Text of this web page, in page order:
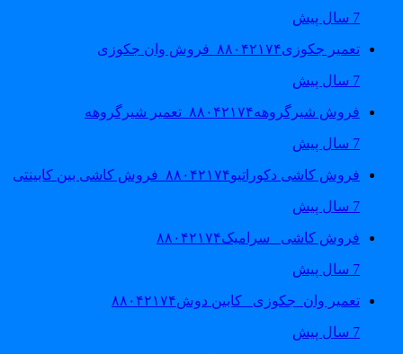
تعمیر جکوزی۸۸۰۴۲۱۷۴_فروش وان جکوزی
فروش شیرگروهه۸۸۰۴۲۱۷۴_تعمیر شیرگروهه
فروش کاشی دکوراتیو۸۸۰۴۲۱۷۴_فروش کاشی بین کابینتی
فروش کاشی _سرامیک۸۸۰۴۲۱۷۴
تعمیر وان_جکوزی_ کابین دوش۸۸۰۴۲۱۷۴